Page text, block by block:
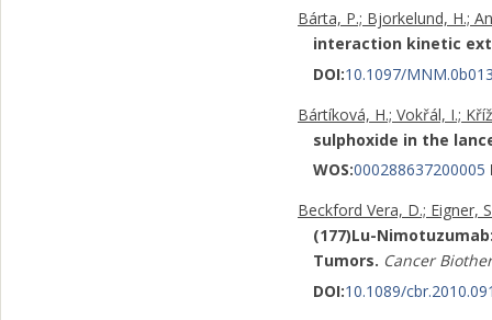
Bárta, P.; Bjorkelund, H.;
interaction kinetic
DOI:10.1097/
Bártíková, H.; Vokřál, I.;
sulphoxide in the
WOS:000288637200005
Beckford Vera, D.; Eigner,
(177)Lu-
Tumors. Cancer
DOI:10.1089/